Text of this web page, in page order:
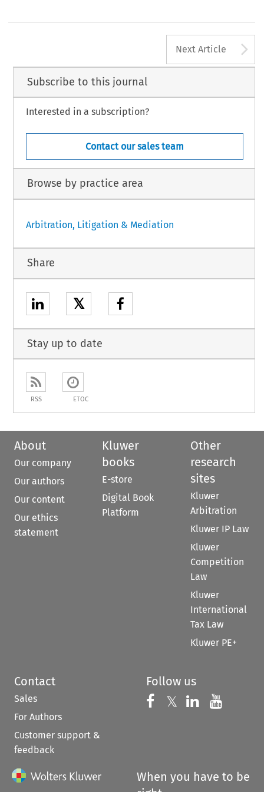
Next Article
Subscribe to this journal
Interested in a subscription?
Contact our sales team
Browse by practice area
Arbitration, Litigation & Mediation
Share
𝕏
Stay up to date
RSS ETOC
About
Our company
Our authors
Our content
Our ethics
statement
Kluwer
books
E-store
Digital Book
Platform
Other
research
sites
Kluwer
Arbitration
Kluwer IP Law
Kluwer
Competition
Law
Kluwer
International
Tax Law
Kluwer PE+
Contact
Sales
For Authors
Customer support &
feedback
Follow us
Follow us on
𝕏 Follow us on
Follow us
When you have to be